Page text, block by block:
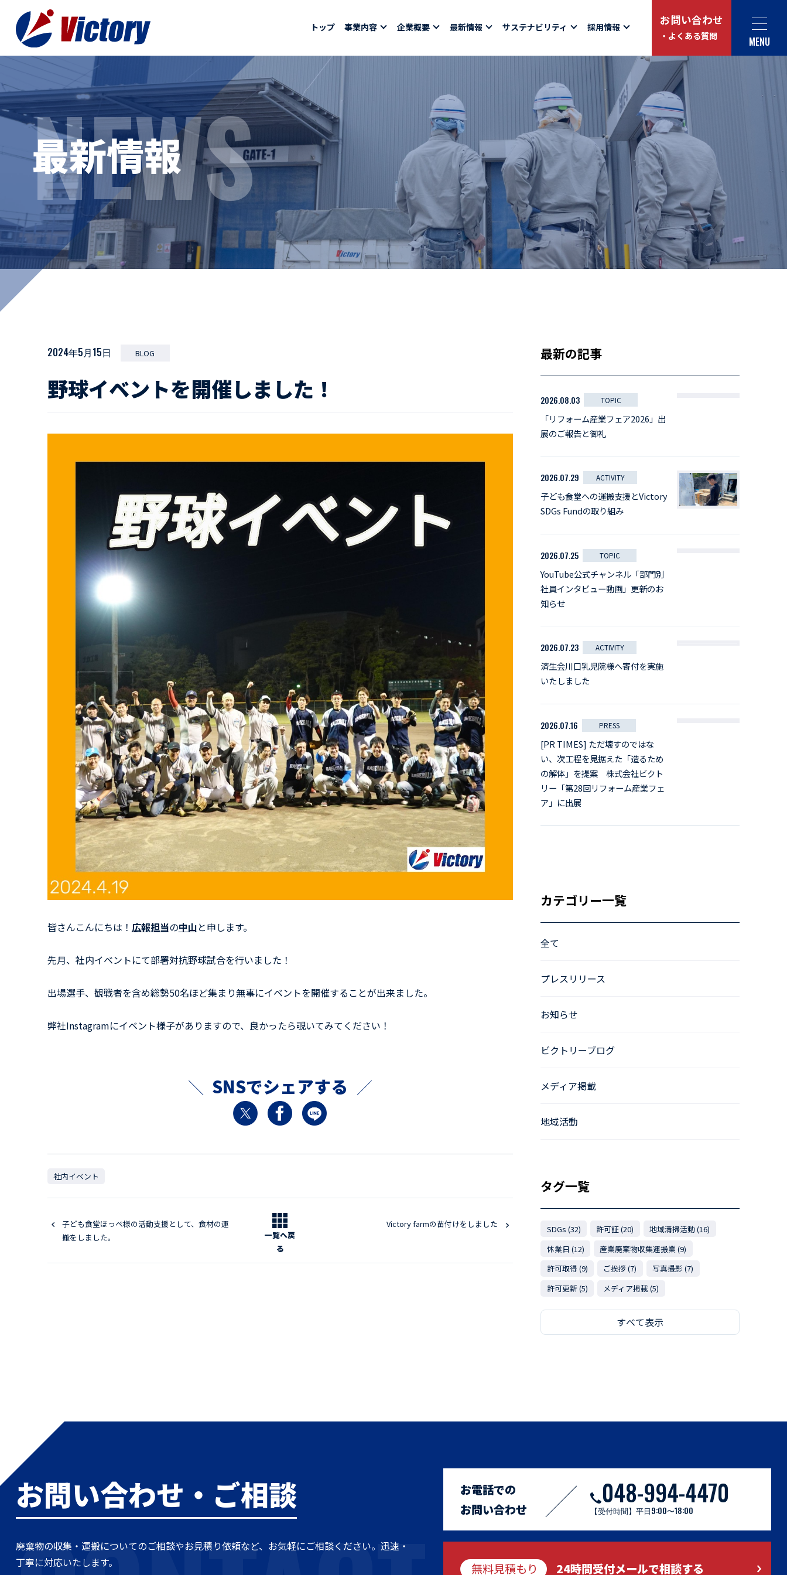
MENU
トップ 事業内容 企業概要 最新情報 サステナビリティ 採用情報
お問い合わせ
・よくある質問
トップ
事業紹介
総合解体 / 解体事業
産業廃棄物収集/ 運搬
企業概要
私たちについて
活動レポート
最新情報
お役立ちコラム
プライバシーポリシー
お問い合わせ
よくある質問
採用情報
社員紹介
社員インタビュー
育休取得者インタビュー
福利厚生
募集要項一覧
ドライバー職場体験
Social link
サイト内検索
最新情報
NEWS
2024年5月15日 BLOG
野球イベントを開催しました！
皆さんこんにちは！ 広報担当の中山と申します。
先月、社内イベントにて部署対抗野球試合を行いました！
出場選手、観戦者を含め総勢50名ほど集まり無事にイベントを開催することが出来ました。
弊社Instagramにイベント様子がありますので、良かったら覗いてみてください！
SNSでシェアする
社内イベント
子ども食堂ほっぺ様の活動支援として、食材の運
搬をしました。
一覧へ戻
る
Victory farmの苗付けをしました
最新の記事
2026.08.03 TOPIC
「リフォーム産業フェア2026」出
展のご報告と御礼
2026.07.29 ACTIVITY
子ども食堂への運搬支援とVictory
SDGs Fundの取り組み
2026.07.25 TOPIC
YouTube公式チャンネル「部門別
社員インタビュー動画」更新のお
知らせ
2026.07.23 ACTIVITY
済生会川口乳児院様へ寄付を実施
いたしました
2026.07.16 PRESS
[PR TIMES] ただ壊すのではな
い、次工程を見据えた「造るため
の解体」を提案 株式会社ビクト
リー「第28回リフォーム産業フェ
ア」に出展
カテゴリー一覧
全て
プレスリリース
お知らせ
ビクトリーブログ
メディア掲載
地域活動
タグ一覧
SDGs (32) 許可証 (20)
地域清掃活動 (16)
休業日 (12)
産業廃棄物収集運搬業 (9)
許可取得 (9)
ご挨拶 (7)
写真撮影 (7)
許可更新 (5)
メディア掲載 (5)
すべて表示
お問い合わせ・ご相談
廃棄物の収集・運搬についてのご相談やお見積り依頼など、お気軽にご相談ください。迅速・
丁寧に対応いたします。
お電話での
お問い合わせ
048-994-4470
【受付時間】平日9:00〜18:00
無料見積もり 24時間受付メールで相談する